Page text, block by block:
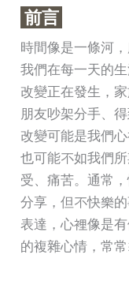
前言
時間像是一條河
我們在每一天的
改變正在發生，
朋友吵架分手、
改變可能是我們
也可能不如我們
受、痛苦。通常
分享，但不快樂
表達，心裡像是
的複雜心情，常